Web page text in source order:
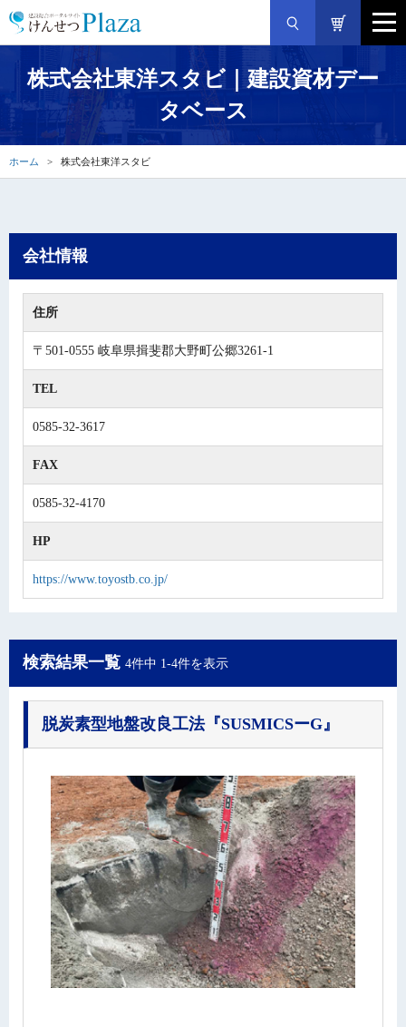
株式会社東洋スタビ｜建設資材デー
タベース
ホーム 株式会社東洋スタビ
会社情報
住所
〒501-0555 岐阜県揖斐郡大野町公郷3261-1
TEL
0585-32-3617
FAX
0585-32-4170
HP
https://www.toyostb.co.jp/
検索結果一覧 4件中 1-4件を表示
脱炭素型地盤改良工法『SUSMICSーG』